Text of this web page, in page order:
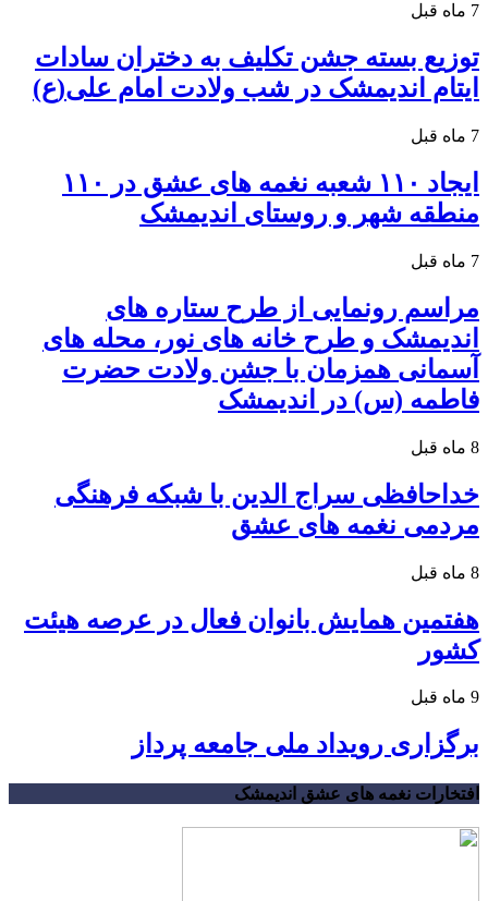
7 ماه قبل
توزیع بسته جشن تکلیف به دختران سادات
ایتام اندیمشک در شب ولادت امام علی(ع)
7 ماه قبل
ایجاد ۱۱۰ شعبه نغمه های عشق در ۱۱۰
منطقه شهر و روستای اندیمشک
7 ماه قبل
مراسم رونمایی از طرح ستاره های
اندیمشک و طرح خانه های نور، محله های
آسمانی همزمان با جشن ولادت حضرت
فاطمه (س) در اندیمشک
8 ماه قبل
خداحافظی سراج الدین با شبکه فرهنگی
مردمی نغمه های عشق
8 ماه قبل
هفتمین همایش بانوان فعال در عرصه‌ هیئت
کشور
9 ماه قبل
برگزاری رویداد ملی جامعه پرداز
افتخارات نغمه های عشق اندیمشک